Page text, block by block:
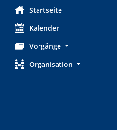
Startseite
Kalender
Vorgänge
Organisation